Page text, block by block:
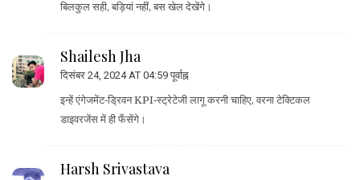
बिलकुल सही, बड़ियां नहीं, बस खेल देखेंगे।
Shailesh Jha
दिसंबर 24, 2024 AT 04:59 पूर्वाह्न
इन्हें एंगेजमेंट‑ड्रिवन KPI‑स्ट्रेटेजी लागू करनी चाहिए, वरना टेक्टिकल
डाइवरजेंस में ही फँसेंगे।
Harsh Srivastava